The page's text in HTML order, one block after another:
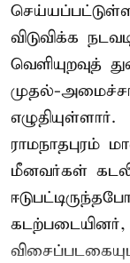
விடுவிக்க
வெளியுறவுத்
முதல்-
எழுதியுள்ளார்.
ராமநாதபுரம்
மீனவர்கள்